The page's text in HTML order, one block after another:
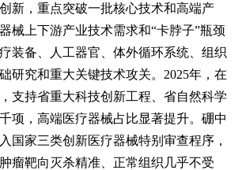
，重点突破一批核心技术和高端产
械上下游产业技术需求和“卡脖子”瓶颈
装备、人工器官、体外循环系统、组织
研究和重大关键技术攻关。2025年，在
支持省重大科技创新工程、省自然科学
项，高端医疗器械占比显著提升。硼中
国家三类创新医疗器械特别审查程序，
瘤靶向灭杀精准、正常组织几乎不受